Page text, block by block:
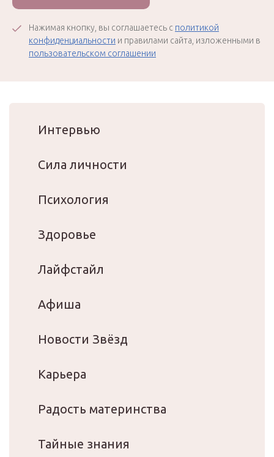
Нажимая кнопку, вы соглашаетесь с политикой
конфиденциальности и правилами сайта, изложенными в
пользовательском соглашении
Интервью
Сила личности
Психология
Здоровье
Лайфстайл
Афиша
Новости Звёзд
Карьера
Радость материнства
Тайные знания